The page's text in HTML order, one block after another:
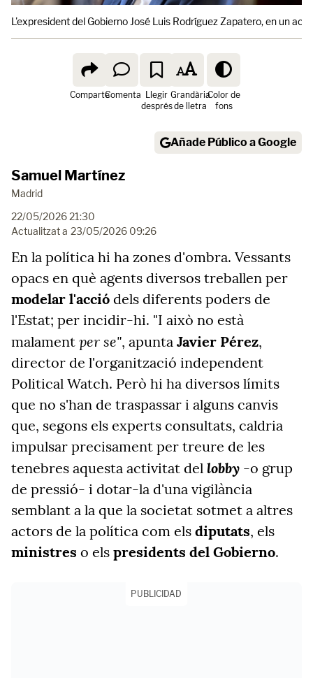
L'expresident del Gobierno José Luis Rodríguez Zapatero, en un
ComparteComenta Llegir
després
Grandària
de lletra
Color de
fons
Añade Público a Google
Samuel Martínez
Madrid
22/05/2026 21:30
Actualitzat a 23/05/2026 09:26
En la política hi ha zones d'ombra. Vessants
opacs en què agents diversos treballen per
modelar l'acció dels diferents poders de
l'Estat; per incidir-hi. "I això no està
malament per se", apunta Javier Pérez,
director de l'organització independent
Political Watch. Però hi ha diversos límits
que no s'han de traspassar i alguns canvis
que, segons els experts consultats, caldria
impulsar precisament per treure de les
tenebres aquesta activitat del lobby -o grup
de pressió- i dotar-la d'una vigilància
semblant a la que la societat sotmet a altres
actors de la política com els diputats, els
ministres o els presidents del Gobierno.
PUBLICIDAD